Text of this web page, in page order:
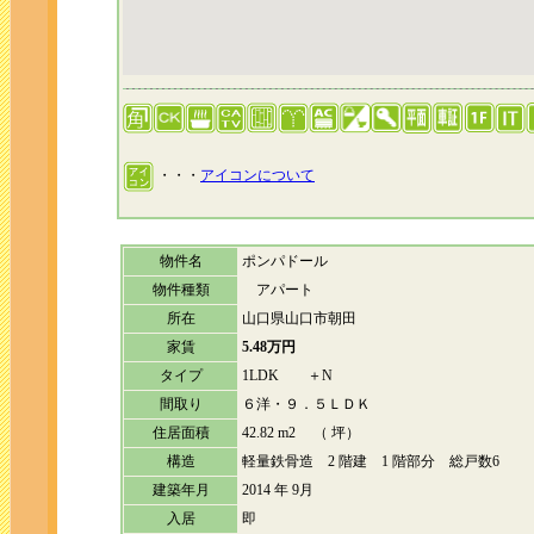
・・・ アイコンについて
物件名
ポンパドール
物件種類
アパート
所在
山口県山口市朝田
家賃
5.48万円
タイプ
1LDK ＋N
間取り
６洋・９．５ＬＤＫ
住居面積
42.82 m2 （ 坪）
構造
軽量鉄骨造 2 階建 1 階部分 総戸数6
建築年月
2014 年 9月
入居
即